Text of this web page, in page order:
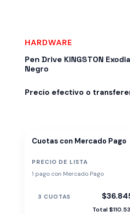
HARDWARE
Pen Drive KINGSTON
Negro
Precio efectivo o
Cuotas con Mercado Pago
PRECIO DE LISTA
1 pago con Mercado Pago
3 CUOTAS
Total